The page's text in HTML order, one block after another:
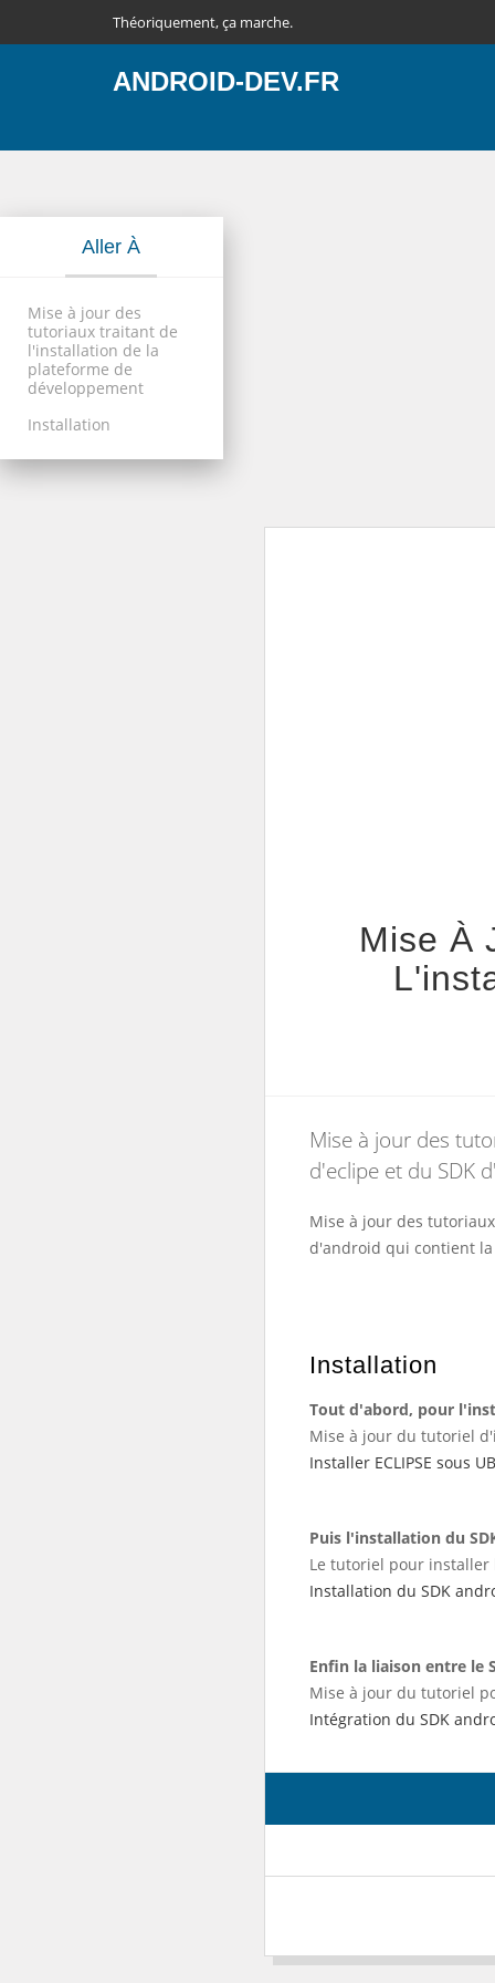
Théoriquement, ça marche.
ANDROID-DEV.FR
Aller À
Mise à jour des
tutoriaux traitant de
l'installation de la
plateforme de
développement
Installation
Mise À
Mise à jour des
d'eclipe et du SDK
Mise à jour des
d'android qui contient la
Installation
Tout d'abord, pour
Mise à jour du tutoriel
Installer ECLIPSE sous
Puis l'installation du
Le tutoriel pour installer
Installation du SDK
Enfin la liaison entre le
Mise à jour du tutoriel
Intégration du SDK